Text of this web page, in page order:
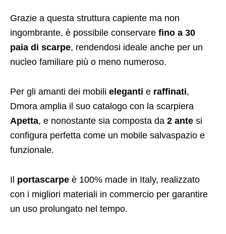
Grazie a questa struttura capiente ma non
ingombrante, è possibile conservare fino a 30
paia di scarpe, rendendosi ideale anche per un
nucleo familiare più o meno numeroso.
Per gli amanti dei mobili eleganti e raffinati,
Dmora amplia il suo catalogo con la scarpiera
Apetta, e nonostante sia composta da 2 ante si
configura perfetta come un mobile salvaspazio e
funzionale.
Il portascarpe è 100% made in Italy, realizzato
con i migliori materiali in commercio per garantire
un uso prolungato nel tempo.